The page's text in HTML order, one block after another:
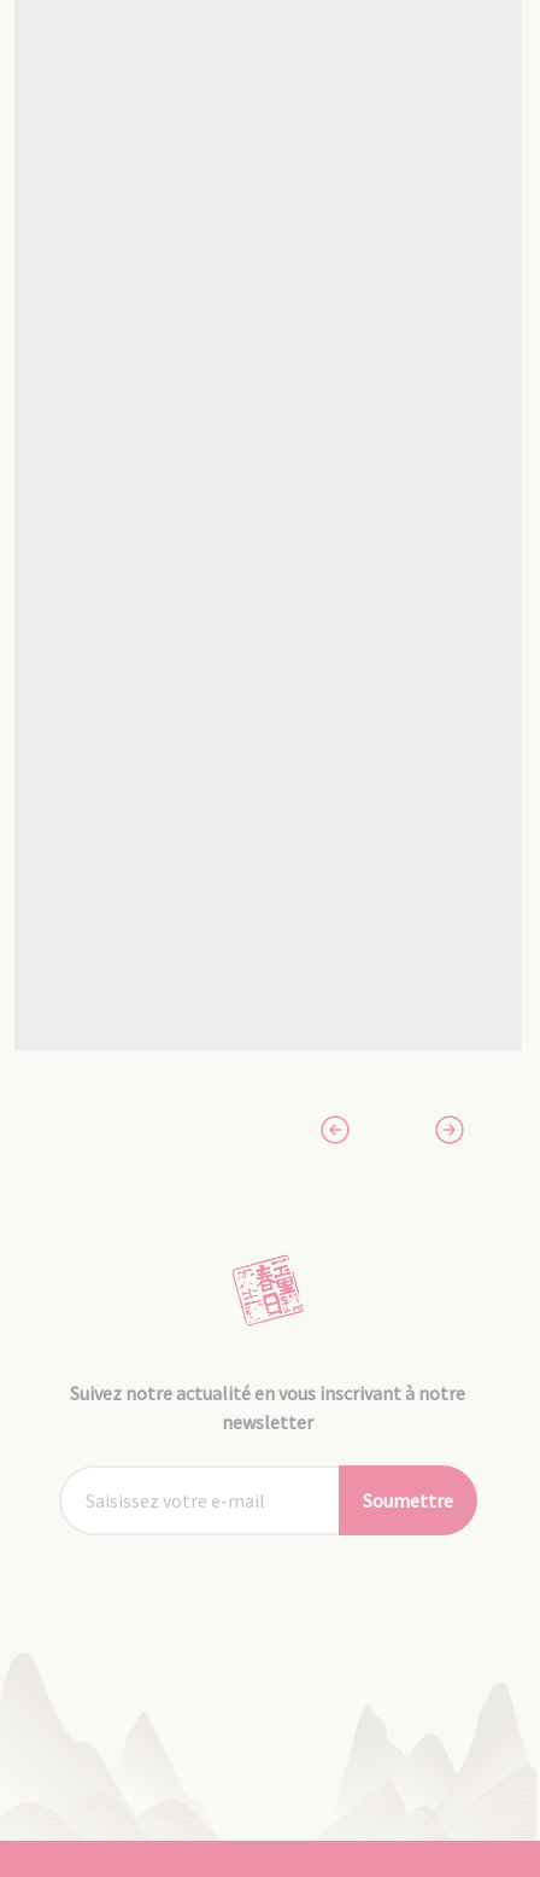
Suivez notre actualité en vous inscrivant à notre
newsletter
Soumettre